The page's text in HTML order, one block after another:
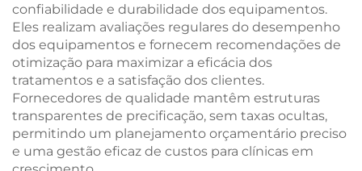
confiabilidade e durabilidade dos equipamentos.
Eles realizam avaliações regulares do desempenho
dos equipamentos e fornecem recomendações de
otimização para maximizar a eficácia dos
tratamentos e a satisfação dos clientes.
Fornecedores de qualidade mantêm estruturas
transparentes de precificação, sem taxas ocultas,
permitindo um planejamento orçamentário preciso
e uma gestão eficaz de custos para clínicas em